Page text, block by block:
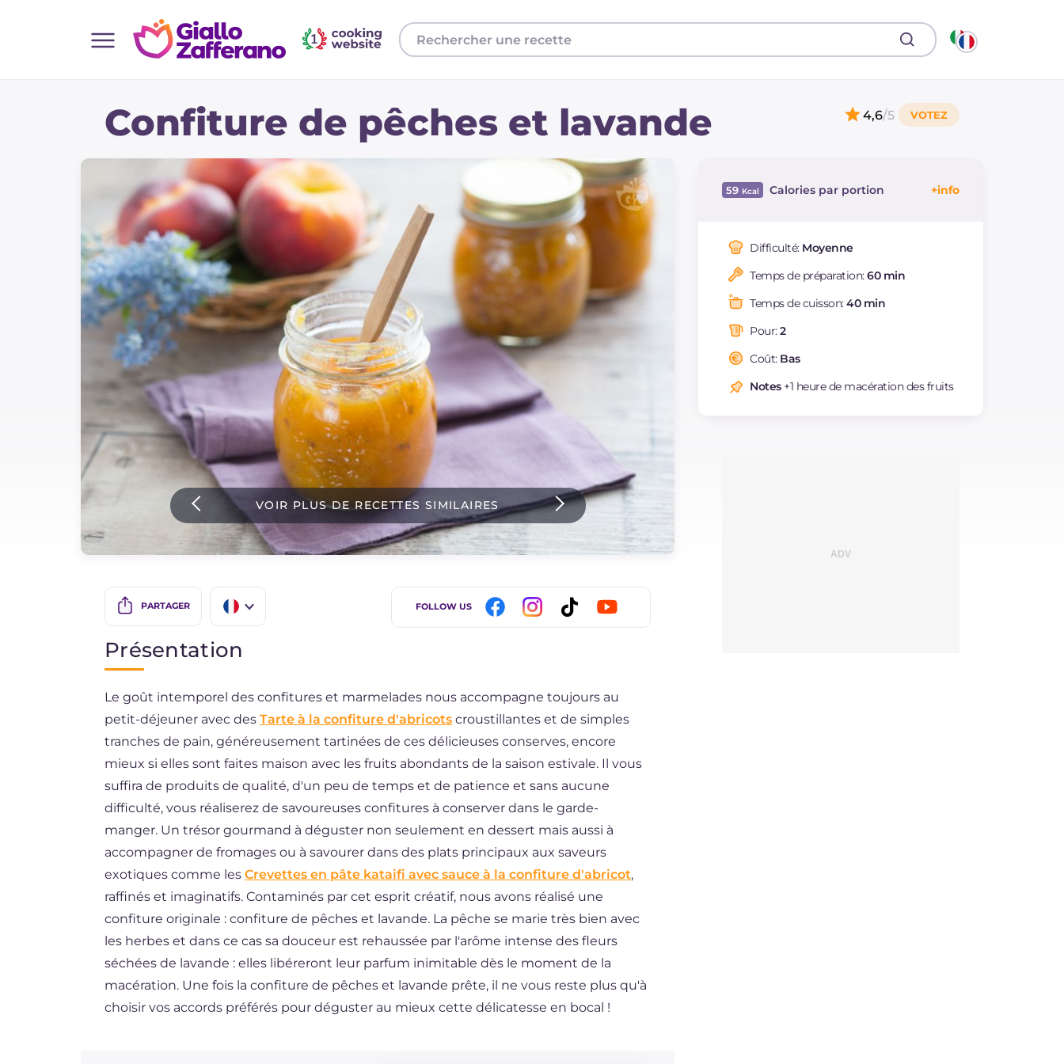
Toutes les recettes
Boissons et rafraîchissements
Accompagnement
Pizzas et focaccia
Gateaux et patisserie
Confiture de pêches et lavande 4,6/5
VOIR PLUS DE RECETTES SIMILAIRES
PARTAGER
ES
BR
NL
FOLLOW US
59 Calories par portion
Dont sucres
Protéine g
dont acides gras
saturés
Fibre
Sodium
Difficulté: Moyenne
Temps de préparation:60 min
Temps de cuisson:40 min
Pour:2
Coût: Bas
Notes+1 heure de macération des fruits
Présentation
Le goût intemporel des confitures et marmelades nous accompagne toujours au
petit-déjeuner avec des Tarte à la confiture d'abricots croustillantes et de simples
tranches de pain, généreusement tartinées de ces délicieuses conserves, encore
mieux si elles sont faites maison avec les fruits abondants de la saison estivale. Il vous
suffira de produits de qualité, d'un peu de temps et de patience et sans aucune
difficulté, vous réaliserez de savoureuses confitures à conserver dans le garde-
manger. Un trésor gourmand à déguster non seulement en dessert mais aussi à
accompagner de fromages ou à savourer dans des plats principaux aux saveurs
exotiques comme les Crevettes en pâte kataifi avec sauce à la confiture d'abricot,
raffinés et imaginatifs. Contaminés par cet esprit créatif, nous avons réalisé une
confiture originale : confiture de pêches et lavande. La pêche se marie très bien avec
les herbes et dans ce cas sa douceur est rehaussée par l'arôme intense des fleurs
séchées de lavande : elles libéreront leur parfum inimitable dès le moment de la
macération. Une fois la confiture de pêches et lavande prête, il ne vous reste plus qu'à
choisir vos accords préférés pour déguster au mieux cette délicatesse en bocal !